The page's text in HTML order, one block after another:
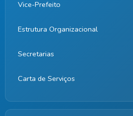
Vice-Prefeito
Estrutura Organizacional
Secretarias
Carta de Serviços